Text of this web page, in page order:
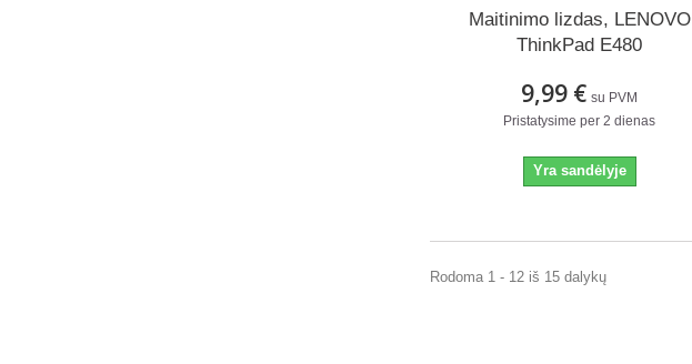
Maitinimo lizdas, LENOVO
ThinkPad E480
9,99 € su PVM
Pristatysime per 2 dienas
Yra sandėlyje
Rodoma 1 - 12 iš 15 dalykų